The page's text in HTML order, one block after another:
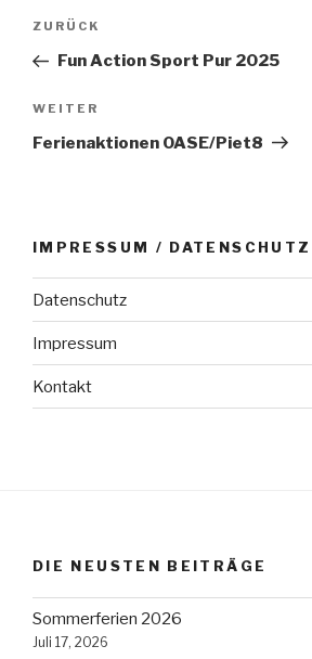
Beitragsnavigation
Vorheriger
Beitrag
ZURÜCK
Fun Action Sport Pur 2025
Nächster
Beitrag
WEITER
Ferienaktionen OASE/Piet8
IMPRESSUM /
Datenschutz
Impressum
Kontakt
DIE NEUSTEN BEITRÄGE
Sommerferien 2026
Juli 17, 2026